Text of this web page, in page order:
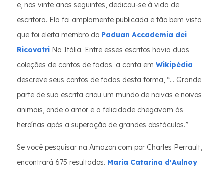
e, nos vinte anos seguintes, dedicou-se à vida de
escritora. Ela foi amplamente publicada e tão bem vista
que foi eleita membro do Paduan Accademia dei
Ricovatri Na Itália. Entre esses escritos havia duas
coleções de contos de fadas. a conta em Wikipédia
descreve seus contos de fadas desta forma, “... Grande
parte de sua escrita criou um mundo de noivas e noivos
animais, onde o amor e a felicidade chegavam às
heroínas após a superação de grandes obstáculos.”
Se você pesquisar na Amazon.com por Charles Perrault,
encontrará 675 resultados. Maria Catarina d'Aulnoy